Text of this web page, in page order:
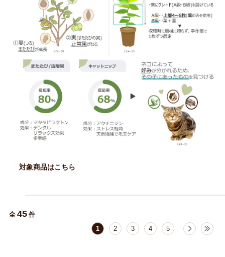
対象商品はこちら
全 45 件
1
2 3 4 5